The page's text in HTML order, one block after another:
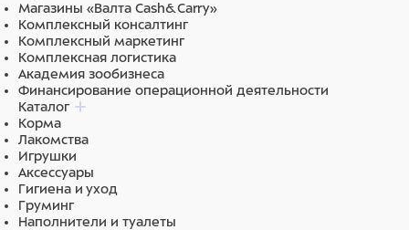
Магазины «Валта Cash&Carry»
Комплексный консалтинг
Комплексный маркетинг
Комплексная логистика
Академия зообизнеса
Финансирование операционной деятельности
Каталог
Корма
Лакомства
Игрушки
Аксессуары
Гигиена и уход
Груминг
Наполнители и туалеты